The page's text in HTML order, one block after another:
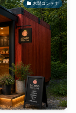
木製コンテナ